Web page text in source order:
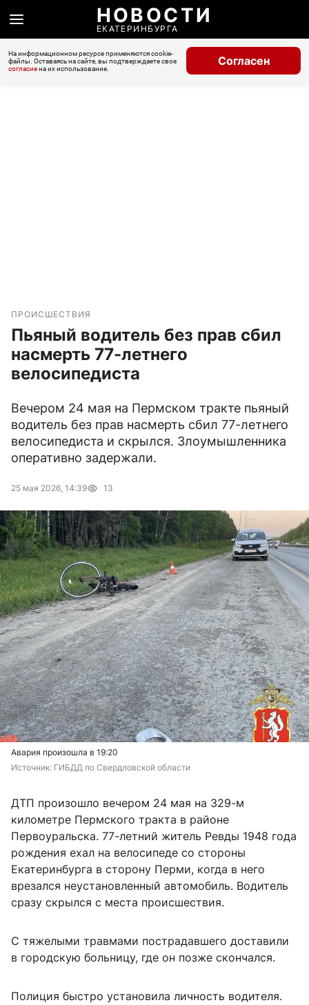
НОВОСТИ
ЕКАТЕРИНБУРГА
На информационном ресурсе применяются cookie-
файлы. Оставаясь на сайте, вы подтверждаете свое
согласиена их использование.
Согласен
ПРОИСШЕСТВИЯ
Пьяный водитель без прав сбил
насмерть 77-летнего
велосипедиста
Вечером 24 мая на Пермском тракте пьяный
водитель без прав насмерть сбил 77-летнего
велосипедиста и скрылся. Злоумышленника
оперативно задержали.
25 мая 2026, 14:39 13
Авария произошла в 19:20
Источник: ГИБДД по Свердловской области
ДТП произошло вечером 24 мая на 329-м
километре Пермского тракта в районе
Первоуральска. 77-летний житель Ревды 1948 года
рождения ехал на велосипеде со стороны
Екатеринбурга в сторону Перми, когда в него
врезался неустановленный автомобиль. Водитель
сразу скрылся с места происшествия.
С тяжелыми травмами пострадавшего доставили
в городскую больницу, где он позже скончался.
Полиция быстро установила личность водителя.